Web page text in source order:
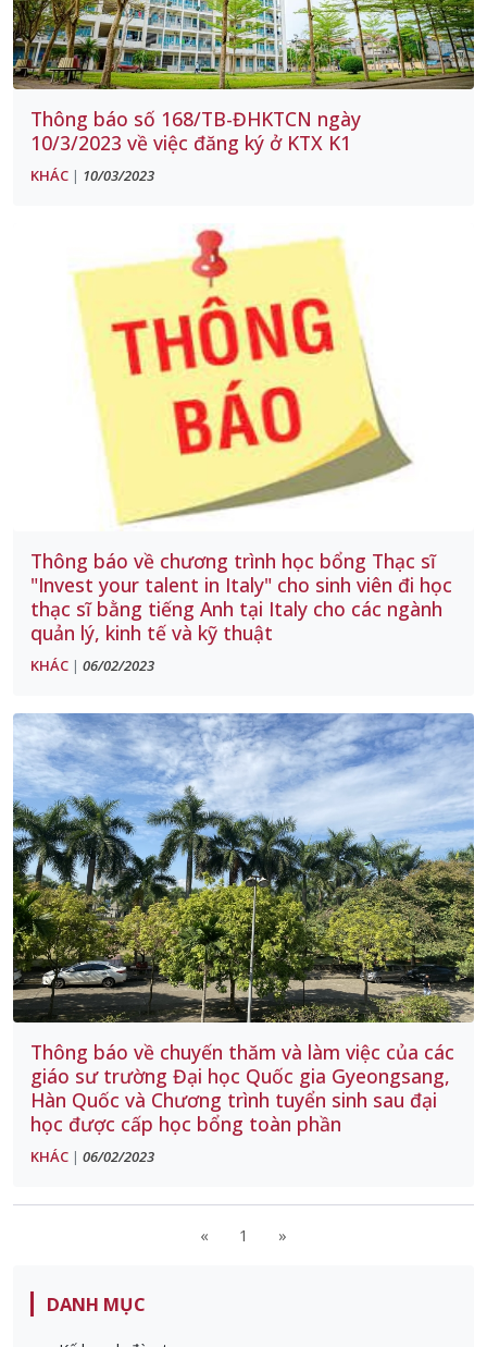
Thông báo số 168/TB-ĐHKTCN ngày
10/3/2023 về việc đăng ký ở KTX K1
KHÁC | 10/03/2023
Thông báo về chương trình học bổng Thạc sĩ
"Invest your talent in Italy" cho sinh viên đi học
thạc sĩ bằng tiếng Anh tại Italy cho các ngành
quản lý, kinh tế và kỹ thuật
KHÁC | 06/02/2023
Thông báo về chuyến thăm và làm việc của các
giáo sư trường Đại học Quốc gia Gyeongsang,
Hàn Quốc và Chương trình tuyển sinh sau đại
học được cấp học bổng toàn phần
KHÁC | 06/02/2023
« 1 »
DANH MỤC